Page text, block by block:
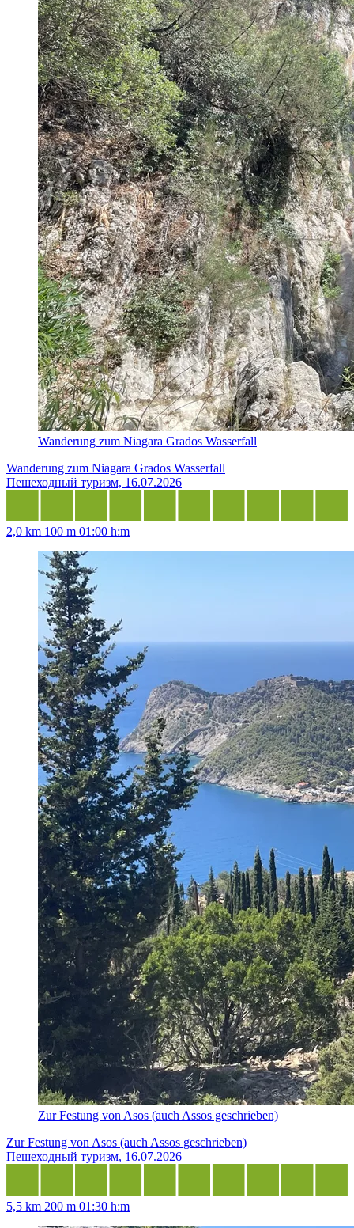
Wanderung zum Niagara Grados Wasserfall
Wanderung zum Niagara Grados Wasserfall
Пешеходный туризм, 16.07.2026
2,0 km 100 m 01:00 h:m
Zur Festung von Asos (auch Assos geschrieben)
Zur Festung von Asos (auch Assos geschrieben)
Пешеходный туризм, 16.07.2026
5,5 km 200 m 01:30 h:m